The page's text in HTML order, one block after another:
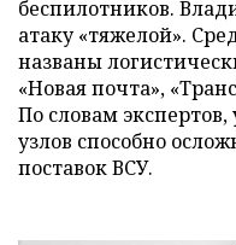
беспилотников.
атаку «тяжелой».
названы
«Новая почта»,
По словам
узлов способно
поставок ВСУ.